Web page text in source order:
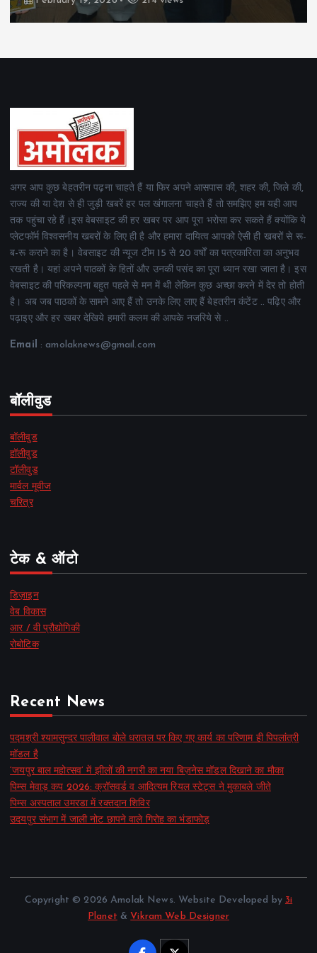
अगर आप कुछ बेहतरीन पढ़ना चाहते हैं या फिर अपने आसपास की, शहर की, जिले की,
राज्य की या देश से ही जुड़ी खबरें हर पल खंगालना चाहते हैं तो समझिए हम यही आप
तक पहुंचा रहे हैं।इस वेबसाइट की हर खबर पर आप पूरा भरोसा कर सकते हैं क्योंकि ये
प्लेटफॉर्म विश्वसनीय खबरों के लिए ही है और हमारा दायित्व आपको ऐसी ही खबरों से रू-
ब-रू कराने का है। वेबसाइट की न्यूज टीम 15 से 20 वर्षों का पत्रकारिता का अनुभव
रखती है। यहां अपने पाठकों के हितों और उनकी पसंद का पूरा ध्यान रखा जाता है। इस
वेबसाइट की परिकल्पना बहुत पहले से मन में थी लेकिन कुछ अच्छा करने में देर तो होती
है। अब जब पाठकों के सामने आए हैं तो उनके लिए लाए हैं बेहतरीन कंटेंट .. पढ़िए और
पढ़ाइए और हर खबर देखिये हमारी कलम की आपके नजरिये से ..
Email : amolaknews@gmail.com
बॉलीवुड
बॉलीवुड
हॉलीवुड
टॉलीवुड
मार्वल मूवीज
चरित्र
टेक & ऑटो
डिज़ाइन
वेब विकास
आर / वी प्रौद्योगिकी
रोबोटिक
Recent News
पद्मश्री श्यामसुन्दर पालीवाल बोले धरातल पर किए गए कार्य का परिणाम ही पिपलांत्री
मॉडल है
‘जयपुर बाल महोत्सव’ में झीलों की नगरी का नया बिज़नेस मॉडल दिखाने का मौका
पिम्स मेवाड़ कप 2026: क्रॉसवर्ड व आदित्यम रियल स्टेट्स ने मुकाबले जीते
पिम्स अस्पताल उमरडा में रक्तदान शिविर
उदयपुर संभाग में जाली नोट छापने वाले गिरोह का भंडाफोड़
Copyright © 2026 Amolak News. Website Developed by 3i
Planet & Vikram Web Designer